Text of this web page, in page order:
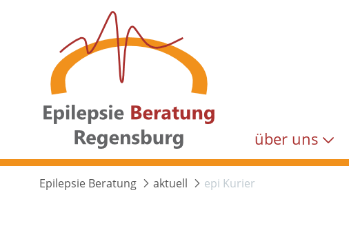
über uns
Epilepsie Beratung aktuell epi Kurier